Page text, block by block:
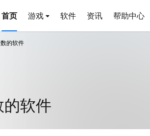
首页 游戏 软件 资讯 帮助中心
的软件
软件